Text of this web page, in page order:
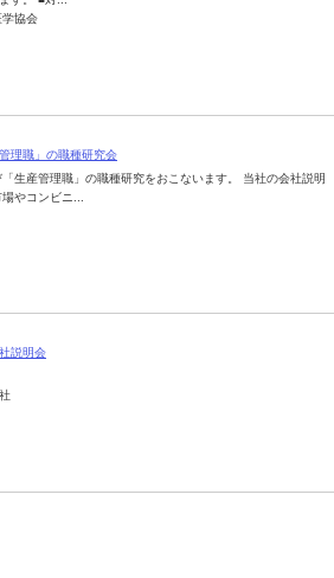
学協会
理職」の職種研究会
生産管理職」の職種研究をおこないます。 当社の会社説明
やコンビニ...
説明会